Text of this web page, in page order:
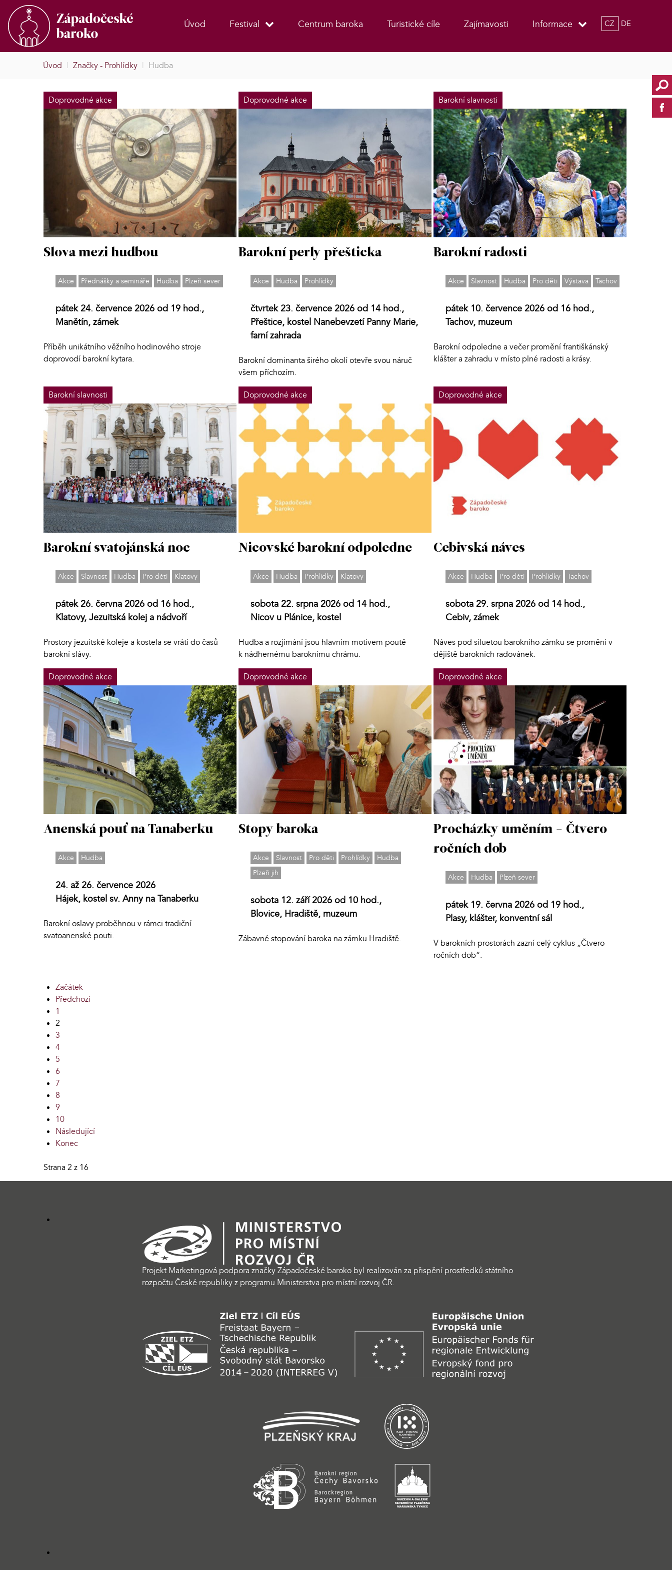
Úvod Festival Centrum baroka Turistické cíle Zajímavosti Informace CZ DE
Úvod | Značky - Prohlídky | Hudba
Doprovodné akce
Slova mezi hudbou
Akce Přednášky a semináře Hudba Plzeň sever
pátek 24. července 2026 od 19 hod.,
Manětín, zámek
Příběh unikátního věžního hodinového stroje
doprovodí barokní kytara.
Doprovodné akce
Barokní perly přešticka
Akce Hudba Prohlídky
čtvrtek 23. července 2026 od 14 hod.,
Přeštice, kostel Nanebevzetí Panny Marie,
farní zahrada
Barokní dominanta širého okolí otevře svou náruč
všem příchozím.
Barokní slavnosti
Barokní radosti
Akce Slavnost Hudba Pro děti Výstava Tachov
pátek 10. července 2026 od 16 hod.,
Tachov, muzeum
Barokní odpoledne a večer promění františkánský
klášter a zahradu v místo plné radosti a krásy.
Barokní slavnosti
Barokní svatojánská noc
Akce Slavnost Hudba Pro děti Klatovy
pátek 26. června 2026 od 16 hod.,
Klatovy, Jezuitská kolej a nádvoří
Prostory jezuitské koleje a kostela se vrátí do časů
barokní slávy.
Doprovodné akce
Nicovské barokní odpoledne
Akce Hudba Prohlídky Klatovy
sobota 22. srpna 2026 od 14 hod.,
Nicov u Plánice, kostel
Hudba a rozjímání jsou hlavním motivem poutě
k nádhernému baroknímu chrámu.
Doprovodné akce
Cebivská náves
Akce Hudba Pro děti Prohlídky Tachov
sobota 29. srpna 2026 od 14 hod.,
Cebiv, zámek
Náves pod siluetou barokního zámku se promění v
dějiště barokních radovánek.
Doprovodné akce
Anenská pouť na Tanaberku
Akce Hudba
24. až 26. července 2026
Hájek, kostel sv. Anny na Tanaberku
Barokní oslavy proběhnou v rámci tradiční
svatoanenské pouti.
Doprovodné akce
Stopy baroka
Akce Slavnost Pro děti Prohlídky
Hudba
Plzeň jih
sobota 12. září 2026 od 10 hod.,
Blovice, Hradiště, muzeum
Zábavné stopování baroka na zámku Hradiště.
Doprovodné akce
Procházky uměním - Čtvero
ročních dob
Akce Hudba Plzeň sever
pátek 19. června 2026 od 19 hod.,
Plasy, klášter, konventní sál
V barokních prostorách zazní celý cyklus „Čtvero
ročních dob“.
Začátek
Předchozí
1
2
3
4
5
6
7
8
9
10
Následující
Konec
Strana 2 z 16
Projekt Marketingová podpora značky Západočeské baroko byl realizován za přispění prostředků státního
rozpočtu České republiky z programu Ministerstva pro místní rozvoj ČR.